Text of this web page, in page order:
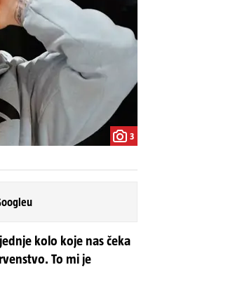
3
kolo koje nas čeka
To mi je